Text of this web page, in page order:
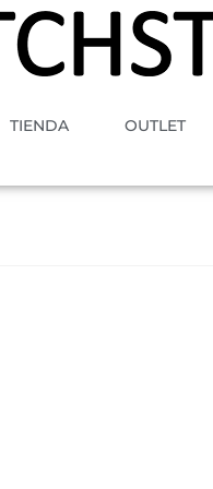
TIENDA OUTLET